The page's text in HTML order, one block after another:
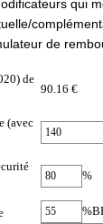
qui
de
de
90.16 €
(avec
%